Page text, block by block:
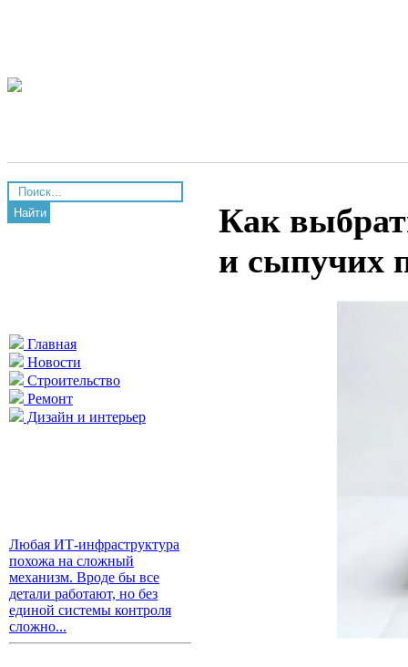
Найти
Главная
Новости
Строительство
Ремонт
Дизайн и интерьер
Любая ИТ-инфраструктура
похожа на сложный
механизм. Вроде бы все
детали работают, но без
единой системы контроля
сложно...
Как
и сыпучих